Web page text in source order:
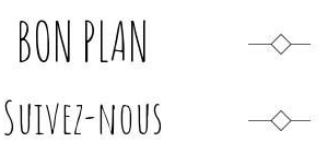
BON PLAN
Suivez-nous